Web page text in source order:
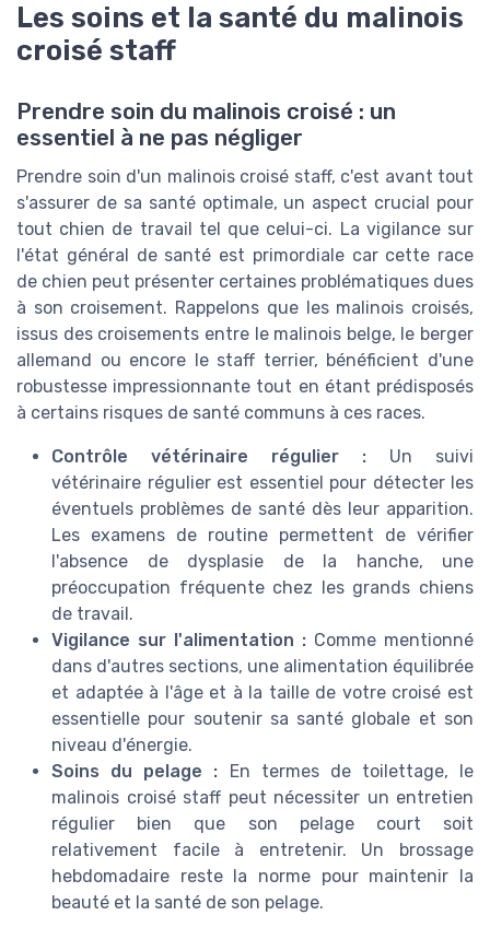
Les soins et la santé du malinois
croisé staff
Prendre soin du malinois croisé : un
essentiel à ne pas négliger
Prendre soin d'un malinois croisé staff, c'est avant tout
s'assurer de sa santé optimale, un aspect crucial pour
tout chien de travail tel que celui-ci. La vigilance sur
l'état général de santé est primordiale car cette race
de chien peut présenter certaines problématiques dues
à son croisement. Rappelons que les malinois croisés,
issus des croisements entre le malinois belge, le berger
allemand ou encore le staff terrier, bénéficient d'une
robustesse impressionnante tout en étant prédisposés
à certains risques de santé communs à ces races.
Contrôle vétérinaire régulier : Un suivi
vétérinaire régulier est essentiel pour détecter les
éventuels problèmes de santé dès leur apparition.
Les examens de routine permettent de vérifier
l'absence de dysplasie de la hanche, une
préoccupation fréquente chez les grands chiens
de travail.
Vigilance sur l'alimentation : Comme mentionné
dans d'autres sections, une alimentation équilibrée
et adaptée à l'âge et à la taille de votre croisé est
essentielle pour soutenir sa santé globale et son
niveau d'énergie.
Soins du pelage : En termes de toilettage, le
malinois croisé staff peut nécessiter un entretien
régulier bien que son pelage court soit
relativement facile à entretenir. Un brossage
hebdomadaire reste la norme pour maintenir la
beauté et la santé de son pelage.